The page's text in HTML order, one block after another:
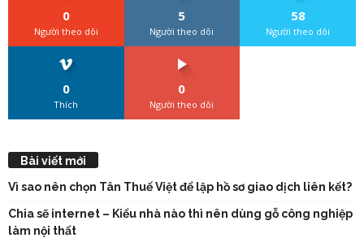
0
Người theo dõi
5
Người theo dõi
58
Người theo dõi
0
Thích
0
Người theo dõi
Bài viết mới
Vì sao nên chọn Tân Thuế Việt để lập hồ sơ giao dịch liên kết?
Chia sẽ internet – Kiểu nhà nào thì nên dùng gỗ công nghiệp
làm nội thất